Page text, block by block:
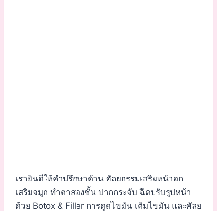
เรายินดีให้คำปรึกษาด้าน ศัลยกรรมเสริมหน้าอก
เสริมจมูก ทำตาสองชั้น ปากกระจับ ฉีดปรับรูปหน้า
ด้วย Botox & Filler การดูดไขมัน เติมไขมัน และศัลย